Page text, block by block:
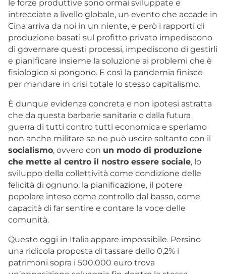
le forze produttive sono ormai sviluppate e
intrecciate a livello globale, un evento che accade in
Cina arriva da noi in un niente, e però i rapporti di
produzione basati sul profitto privato impediscono
di governare questi processi, impediscono di gestirli
e pianificare insieme la soluzione ai problemi che è
fisiologico si pongono. E così la pandemia finisce
per mandare in crisi totale lo stesso capitalismo.
È dunque evidenza concreta e non ipotesi astratta
che da questa barbarie sanitaria o dalla futura
guerra di tutti contro tutti economica e speriamo
non anche militare se ne può uscire soltanto con il
socialismo, ovvero con un modo di produzione
che mette al centro il nostro essere sociale, lo
sviluppo della collettività come condizione delle
felicità di ognuno, la pianificazione, il potere
popolare inteso come controllo dal basso, come
capacità di far sentire e contare la voce delle
comunità.
Questo oggi in Italia appare impossibile. Persino
una ridicola proposta di tassare dello 0,2% i
patrimoni sopra i 500.000 euro trova